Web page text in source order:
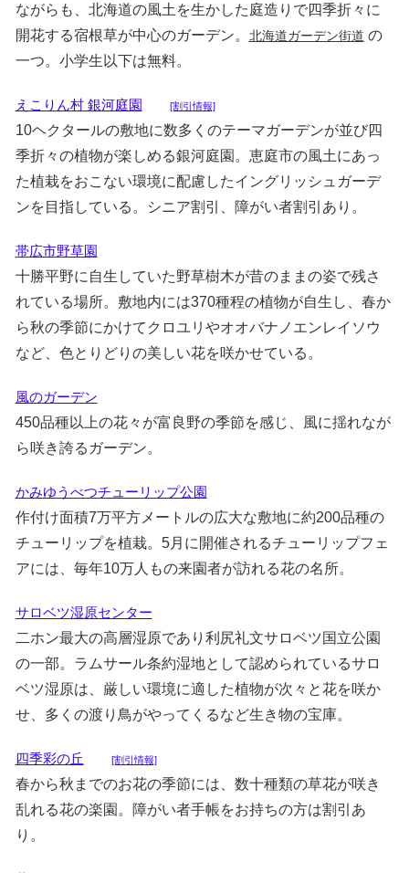
ながらも、北海道の風土を生かした庭造りで四季折々に
開花する宿根草が中心のガーデン。 北海道ガーデン街道 の
一つ。小学生以下は無料。
えこりん村 銀河庭園 [割引情報]
10ヘクタールの敷地に数多くのテーマガーデンが並び四
季折々の植物が楽しめる銀河庭園。恵庭市の風土にあっ
た植栽をおこない環境に配慮したイングリッシュガーデ
ンを目指している。シニア割引、障がい者割引あり。
帯広市野草園
十勝平野に自生していた野草樹木が昔のままの姿で残さ
れている場所。敷地内には370種程の植物が自生し、春か
ら秋の季節にかけてクロユリやオオバナノエンレイソウ
など、色とりどりの美しい花を咲かせている。
風のガーデン
450品種以上の花々が富良野の季節を感じ、風に揺れなが
ら咲き誇るガーデン。
かみゆうべつチューリップ公園
作付け面積7万平方メートルの広大な敷地に約200品種の
チューリップを植栽。5月に開催されるチューリップフェ
アには、毎年10万人もの来園者が訪れる花の名所。
サロベツ湿原センター
二ホン最大の高層湿原であり利尻礼文サロベツ国立公園
の一部。ラムサール条約湿地として認められているサロ
ベツ湿原は、厳しい環境に適した植物が次々と花を咲か
せ、多くの渡り鳥がやってくるなど生き物の宝庫。
四季彩の丘 [割引情報]
春から秋までのお花の季節には、数十種類の草花が咲き
乱れる花の楽園。障がい者手帳をお持ちの方は割引あ
り。